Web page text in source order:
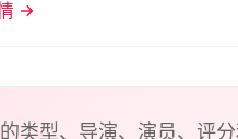
→
类型、导演、演员、评